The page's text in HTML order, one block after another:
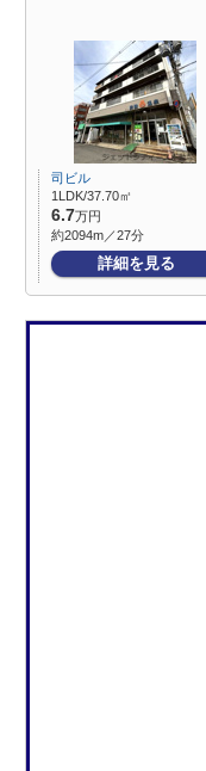
司ビル
1LDK/37.70㎡
6.7万円
約2094m／27分
詳細を見る